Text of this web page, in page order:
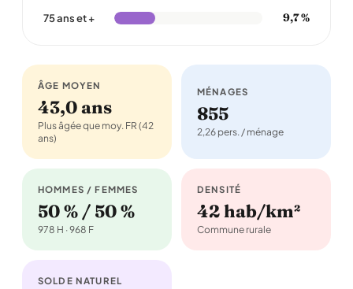
75 ans et + 9,7 %
ÂGE MOYEN
43,0 ans
Plus âgée que moy. FR (42
ans)
MÉNAGES
855
2,26 pers. / ménage
HOMMES / FEMMES
50 % / 50 %
978 H · 968 F
DENSITÉ
42 hab/km²
Commune rurale
SOLDE NATUREL